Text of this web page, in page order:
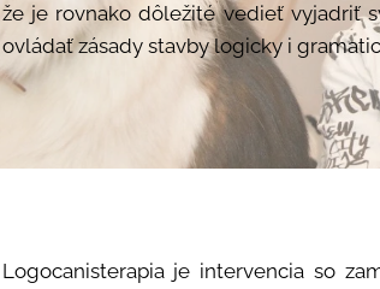
že je rovnako dôležité vedieť vyjadriť
ovládať zásady stavby logicky i
Logocanisterapia je intervencia so